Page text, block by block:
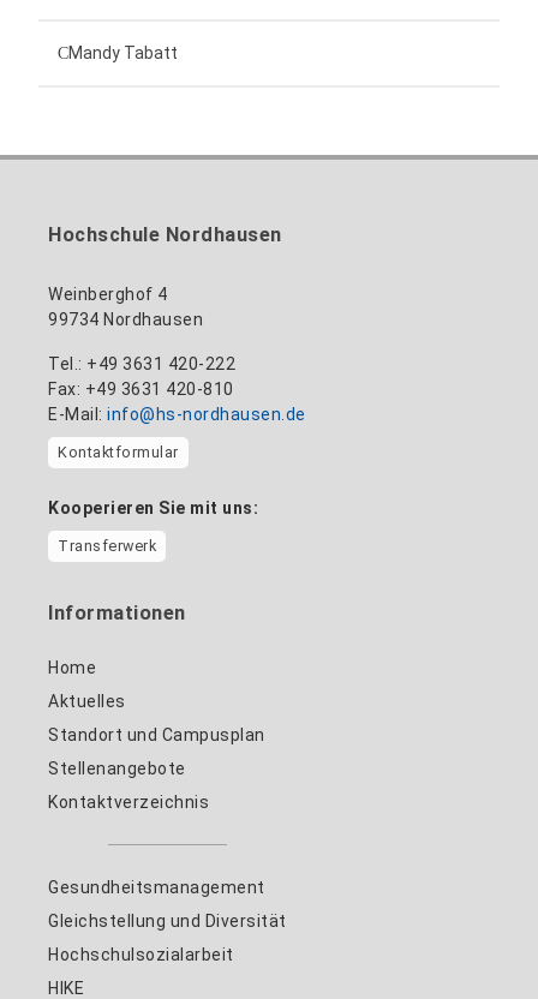
+49 3631 420-151
anne-ariane.arnhold@hs-nordhausen.de
Leiterin Hochschulmarketing
Gebäude 12 (Erdgeschoss)
Mandy Tabatt
mandy.tabatt@hs-nordhausen.de
Gebäude 11, Raum 11.0101
Hochschule Nordhausen
Weinberghof 4
99734 Nordhausen
Tel.: +49 3631 420-222
Fax: +49 3631 420-810
E-Mail: info@hs-nordhausen.de
Kontaktformular
Kooperieren Sie mit uns:
Transferwerk
Informationen
Home
Aktuelles
Standort und Campusplan
Stellenangebote
Kontaktverzeichnis
Gesundheitsmanagement
Gleichstellung und Diversität
Hochschulsozialarbeit
HIKE